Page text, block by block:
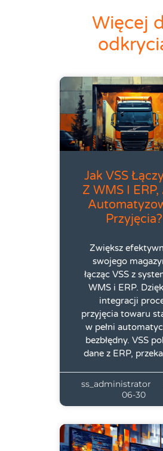
Więcej
Jak VSS
Z WMS I
Przyjęcia?
Zwiększ
swojego
łącząc VSS z
WMS i ERP.
integracji
przyjęcia towaru
w pełni
bezbłędny. VSS
dane z ERP,
ss_administrator
06-30